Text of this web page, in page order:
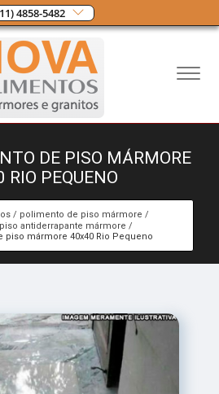
4858-5482
DE PISO MÁRMORE
RIO PEQUENO
polimento de piso mármore
antiderrapante mármore
piso mármore 40x40 Rio Pequeno